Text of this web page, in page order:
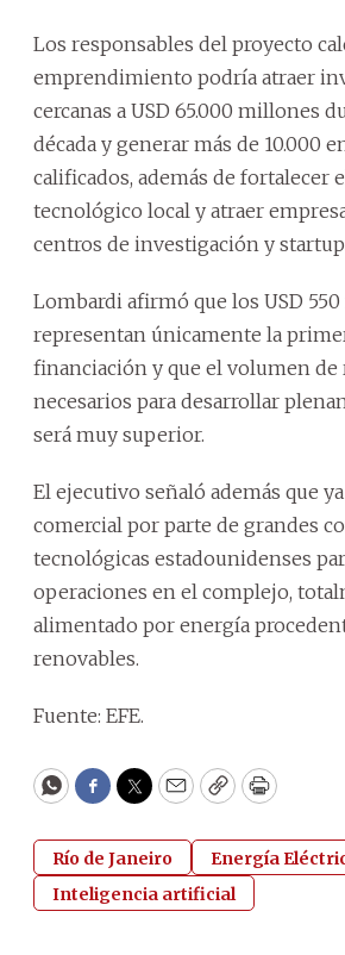
Los responsables del proyecto
emprendimiento podría atraer
cercanas a USD 65.000 millones
década y generar más de 10.000
calificados, además de fortalecer
tecnológico local y atraer
centros de investigación y
Lombardi afirmó que los USD
representan únicamente la
financiación y que el volumen de
necesarios para desarrollar
será muy superior.
El ejecutivo señaló además que
comercial por parte de grandes
tecnológicas estadounidenses
operaciones en el complejo,
alimentado por energía
renovables.
Fuente: EFE.
WhatsApp
Facebook
Twitter
EmailCopyPrint
Río de Janeiro Energía
Inteligencia artificial